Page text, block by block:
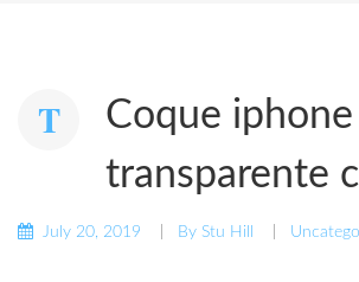
Coque
transparente
July 20, 2019 By Stu Hill